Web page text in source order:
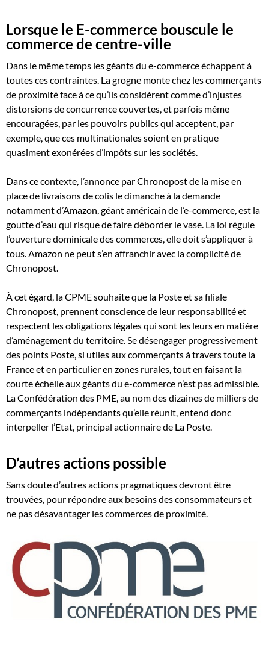
Lorsque le E-commerce bouscule le
commerce de centre-ville
Dans le même temps les géants du e-commerce échappent à
toutes ces contraintes. La grogne monte chez les commerçants
de proximité face à ce qu’ils considèrent comme d’injustes
distorsions de concurrence couvertes, et parfois même
encouragées, par les pouvoirs publics qui acceptent, par
exemple, que ces multinationales soient en pratique
quasiment exonérées d’impôts sur les sociétés.
Dans ce contexte, l’annonce par Chronopost de la mise en
place de livraisons de colis le dimanche à la demande
notamment d’Amazon, géant américain de l’e-commerce, est la
goutte d’eau qui risque de faire déborder le vase. La loi régule
l’ouverture dominicale des commerces, elle doit s’appliquer à
tous. Amazon ne peut s’en affranchir avec la complicité de
Chronopost.
À cet égard, la CPME souhaite que la Poste et sa filiale
Chronopost, prennent conscience de leur responsabilité et
respectent les obligations légales qui sont les leurs en matière
d’aménagement du territoire. Se désengager progressivement
des points Poste, si utiles aux commerçants à travers toute la
France et en particulier en zones rurales, tout en faisant la
courte échelle aux géants du e-commerce n’est pas admissible.
La Confédération des PME, au nom des dizaines de milliers de
commerçants indépendants qu’elle réunit, entend donc
interpeller l’Etat, principal actionnaire de La Poste.
D’autres actions possible
Sans doute d’autres actions pragmatiques devront être
trouvées, pour répondre aux besoins des consommateurs et
ne pas désavantager les commerces de proximité.